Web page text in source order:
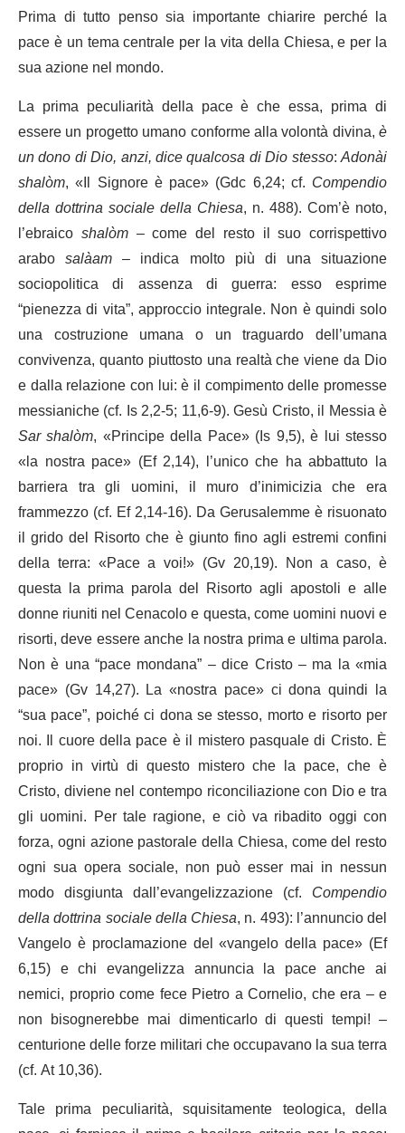
Prima di tutto penso sia importante chiarire perché la
pace è un tema centrale per la vita della Chiesa, e per la
sua azione nel mondo.
La prima peculiarità della pace è che essa, prima di
essere un progetto umano conforme alla volontà divina,è
un dono di Dio, anzi, dice qualcosa di Dio stesso:Adonài
shalòm, «Il Signore è pace» (Gdc 6,24; cf. Compendio
della dottrina sociale della Chiesa, n. 488). Com’è noto,
l’ebraico shalòm – come del resto il suo corrispettivo
arabosalàam – indica molto più di una situazione
sociopolitica di assenza di guerra: esso esprime
“pienezza di vita”, approccio integrale. Non è quindi solo
una costruzione umana o un traguardo dell’umana
convivenza, quanto piuttosto una realtà che viene da Dio
e dalla relazione con lui: è il compimento delle promesse
messianiche (cf. Is 2,2-5; 11,6-9). Gesù Cristo, il Messia è
Sar shalòm, «Principe della Pace» (Is 9,5), è lui stesso
«la nostra pace» (Ef 2,14), l’unico che ha abbattuto la
barriera tra gli uomini, il muro d’inimicizia che era
frammezzo (cf. Ef 2,14-16). Da Gerusalemme è risuonato
il grido del Risorto che è giunto fino agli estremi confini
della terra: «Pace a voi!» (Gv 20,19). Non a caso, è
questa la prima parola del Risorto agli apostoli e alle
donne riuniti nel Cenacolo e questa, come uomini nuovi e
risorti, deve essere anche la nostra prima e ultima parola.
Non è una “pace mondana” – dice Cristo – ma la «mia
pace» (Gv 14,27). La «nostra pace» ci dona quindi la
“sua pace”, poiché ci dona se stesso, morto e risorto per
noi. Il cuore della pace è il mistero pasquale di Cristo. È
proprio in virtù di questo mistero che la pace, che è
Cristo, diviene nel contempo riconciliazione con Dio e tra
gli uomini. Per tale ragione, e ciò va ribadito oggi con
forza, ogni azione pastorale della Chiesa, come del resto
ogni sua opera sociale, non può esser mai in nessun
modo disgiunta dall’evangelizzazione (cf. Compendio
della dottrina sociale della Chiesa, n. 493): l’annuncio del
Vangelo è proclamazione del «vangelo della pace» (Ef
6,15) e chi evangelizza annuncia la pace anche ai
nemici, proprio come fece Pietro a Cornelio, che era – e
non bisognerebbe mai dimenticarlo di questi tempi! –
centurione delle forze militari che occupavano la sua terra
(cf. At 10,36).
Tale prima peculiarità, squisitamente teologica, della